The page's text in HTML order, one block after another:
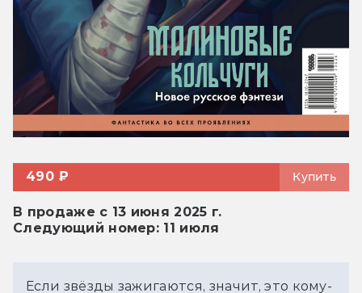
490 ₽ Купить
В продаже с 13 июня 2025 г.
Следующий номер: 11 июля
Если звёзды зажигаются, значит, это кому-